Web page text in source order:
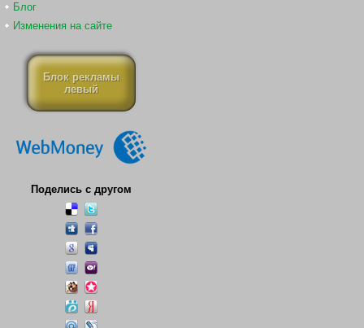
Блог
Изменения на сайте
Блок рекламы
левый
Поделись с другом